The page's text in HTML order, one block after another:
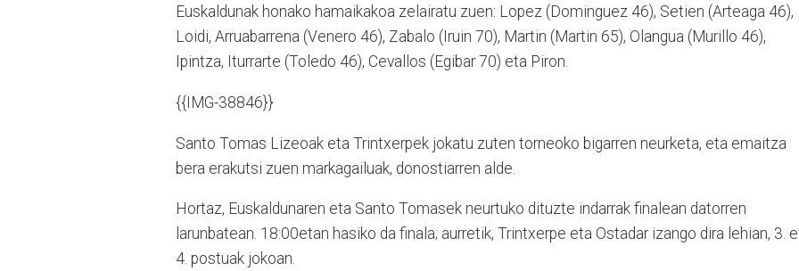
Euskaldunak honako hamaikakoa zelairatu zuen: Lopez (Dominguez 46), Setien (Arteaga 46),
Loidi, Arruabarrena (Venero 46), Zabalo (Iruin 70), Martin (Martin 65), Olangua (Murillo 46),
Ipintza, Iturrarte (Toledo 46), Cevallos (Egibar 70) eta Piron.
{{IMG-38846}}
Santo Tomas Lizeoak eta Trintxerpek jokatu zuten torneoko bigarren neurketa, eta emaitza
bera erakutsi zuen markagailuak, donostiarren alde.
Hortaz, Euskaldunaren eta Santo Tomasek neurtuko dituzte indarrak finalean datorren
larunbatean. 18:00etan hasiko da finala; aurretik, Trintxerpe eta Ostadar izango dira lehian, 3.
4. postuak jokoan.